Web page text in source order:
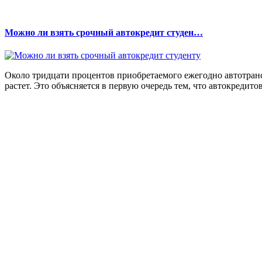
Можно ли взять срочный автокредит студен…
Около тридцати процентов приобретаемого ежегодно
растет. Это объясняется в первую очередь тем, что